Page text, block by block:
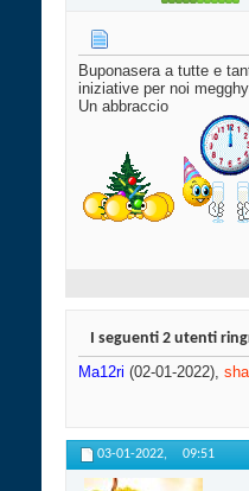
Buponasera a tutte e
iniziative per noi
Un abbraccio
I seguenti 2 utenti
Ma12ri (02-01-2022),
03-01-2022, 09:51